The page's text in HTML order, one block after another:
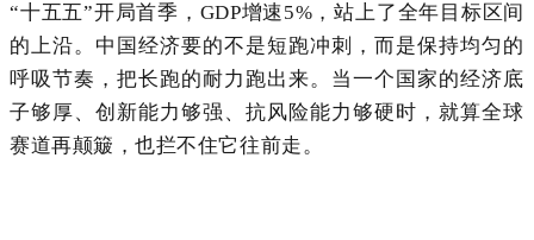
“十五五”开局首季，GDP增速5%，站上了全年目标区间
的上沿。中国经济要的不是短跑冲刺，而是保持均匀的
呼吸节奏，把长跑的耐力跑出来。当一个国家的经济底
子够厚、创新能力够强、抗风险能力够硬时，就算全球
赛道再颠簸，也拦不住它往前走。